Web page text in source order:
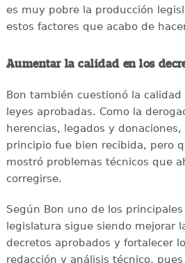
es muy pobre la producción
estos factores que acabo de
Aumentar la calidad en los
Bon también cuestionó la
leyes aprobadas. Como la
herencias, legados y
principio fue bien recibida, pero
mostró problemas técnicos que
corregirse.
Según Bon uno de los
legislatura sigue siendo mejorar
decretos aprobados y fortalecer
redacción y análisis técnico,